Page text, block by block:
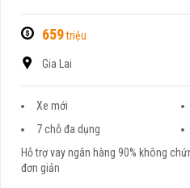
659triệu
Gia Lai
Xe mới
7 chỗ đa dụng
Hỗ trợ vay ngân hàng 90% không
đơn giản